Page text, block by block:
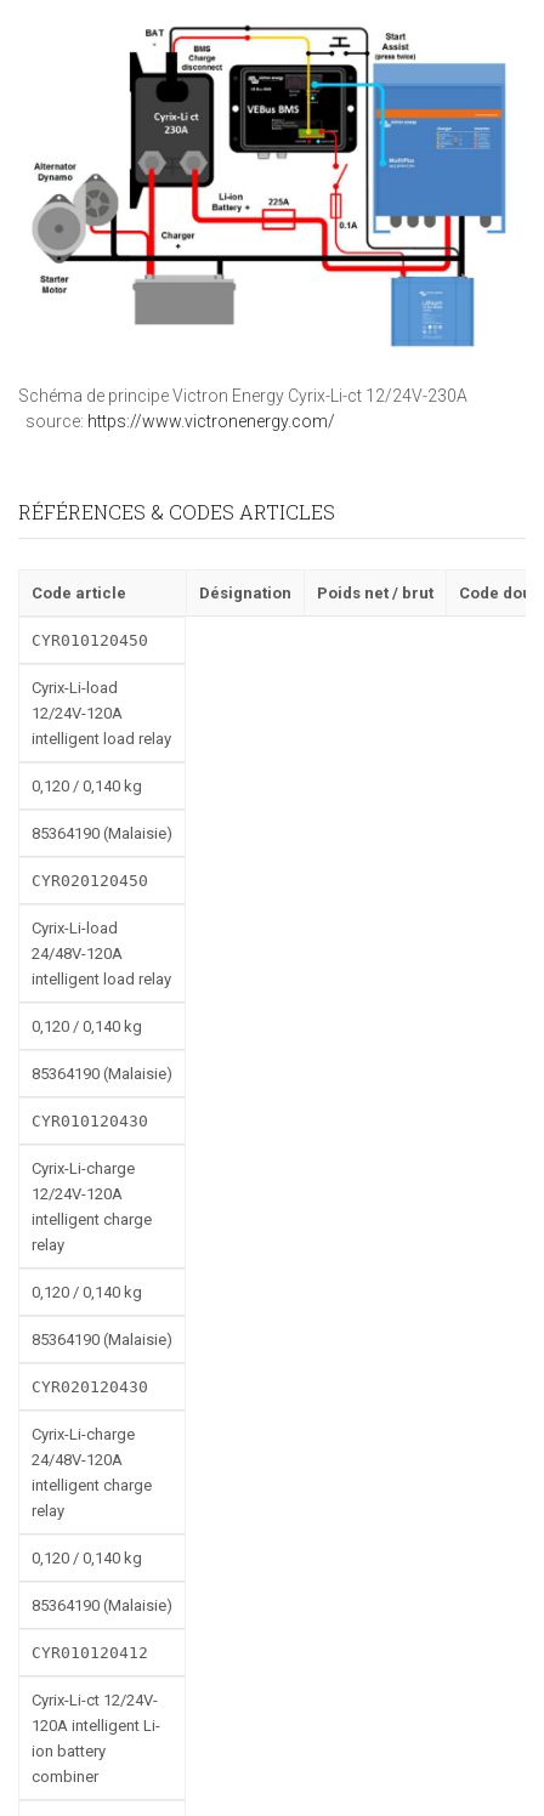
Schéma de principe Victron Energy Cyrix-Li-ct 12/24V-230A
source: https://www.victronenergy.com/
RÉFÉRENCES & CODES ARTICLES
Code article Désignation Poids net / brut Code
CYR010120450
Cyrix-Li-load
12/24V-120A
intelligent load relay
0,120 / 0,140 kg
85364190 (Malaisie)
CYR020120450
Cyrix-Li-load
24/48V-120A
intelligent load relay
0,120 / 0,140 kg
85364190 (Malaisie)
CYR010120430
Cyrix-Li-charge
12/24V-120A
intelligent charge
relay
0,120 / 0,140 kg
85364190 (Malaisie)
CYR020120430
Cyrix-Li-charge
24/48V-120A
intelligent charge
relay
0,120 / 0,140 kg
85364190 (Malaisie)
CYR010120412
Cyrix-Li-ct 12/24V-
120A intelligent Li-
ion battery
combiner